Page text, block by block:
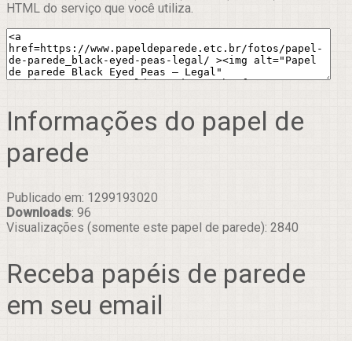
HTML do serviço que você utiliza.
Informações do papel de
parede
Publicado em: 1299193020
Downloads: 96
Visualizações (somente este papel de parede): 2840
Receba papéis de parede
em seu email